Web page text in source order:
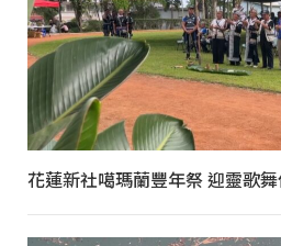
花蓮新社噶瑪蘭豐年祭 迎靈歌